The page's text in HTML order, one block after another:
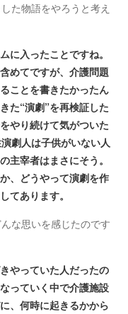
た物語をやろうと考え
に入ったことですね。
めてですが、介護問題
ことを書きたかったん
た“演劇”を再検証した
やり続けて気がついた
劇人は子供がいない人
主宰者はまさにそう。
、どうやって演劇を作
てあります。
な思いを感じたのです
やっていた人だったの
っていく中で介護施設
、何時に起きるかから